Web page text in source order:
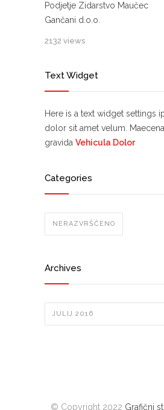
Podjetje Zidarstvo Maučec
Gančani d.o.o.
2132 views
Text Widget
Here is a text widget settings
dolor sit amet velum.
gravida Vehicula Dolor
Categories
NERAZVRŠČENO
Archives
JULIJ 2016
© Copyright 2022 Grafični